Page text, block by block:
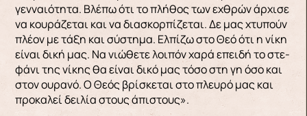
γενναιότητα. Βλέπω ότι το πλήθος των εχθρών άρχισε
να κουράζεται και να διασκορπίζεται. Δε μας χτυπούν
πλέον με τάξη και σύστημα. Ελπίζω στο Θεό ότι η νίκη
είναι δική μας. Να νιώθετε λοιπόν χαρά επειδή το στε­
φάνι της νίκης θα είναι δικό μας τόσο στη γη όσο και
στον ουρανό. Ο Θεός βρίσκεται στο πλευρό μας και
προκαλεί δειλία στους άπιστους».